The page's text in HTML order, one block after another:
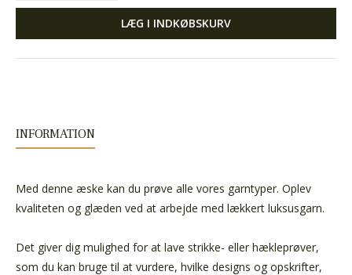
LÆG I INDKØBSKURV
INFORMATION
Med denne æske kan du prøve alle vores garntyper. Oplev
kvaliteten og glæden ved at arbejde med lækkert luksusgarn.
Det giver dig mulighed for at lave strikke- eller hækleprøver,
som du kan bruge til at vurdere, hvilke designs og opskrifter,